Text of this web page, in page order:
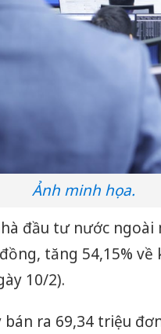
Ảnh minh họa.
đầu tư nước ngoài
tăng 54,15% về
10/2).
ra 69,34 triệu